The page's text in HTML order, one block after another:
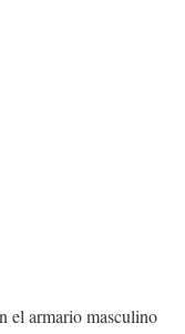
el armario masculino